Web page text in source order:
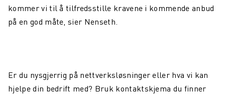
kommer vi til å tilfredsstille kravene i kommende anbud
på en god måte, sier Nenseth.
Er du nysgjerrig på nettverksløsninger eller hva vi kan
hjelpe din bedrift med? Bruk kontaktskjema du finner